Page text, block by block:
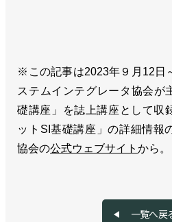
※この記事は2023年９月12日
ステムインテグレータ協会が
礎講座」を誌上講座として収
ットSI基礎講座」の詳細情報
協会の公式ウェブサイトから。
一覧へ戻